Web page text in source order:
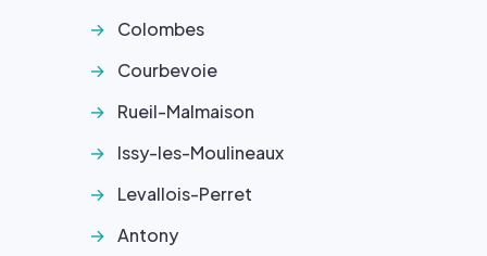
Colombes
Courbevoie
Rueil-Malmaison
Issy-les-Moulineaux
Levallois-Perret
Antony